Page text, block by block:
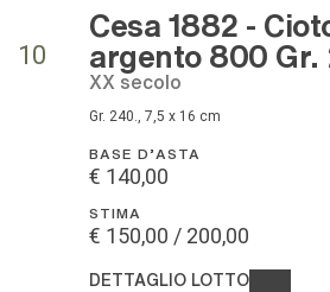
10
Cesa 1882 -
argento 800 Gr.
XX secolo
Gr. 240., 7,5 x 16 cm
BASE D'ASTA
€ 140,00
STIMA
€ 150,00 / 200,00
DETTAGLIO LOTTO